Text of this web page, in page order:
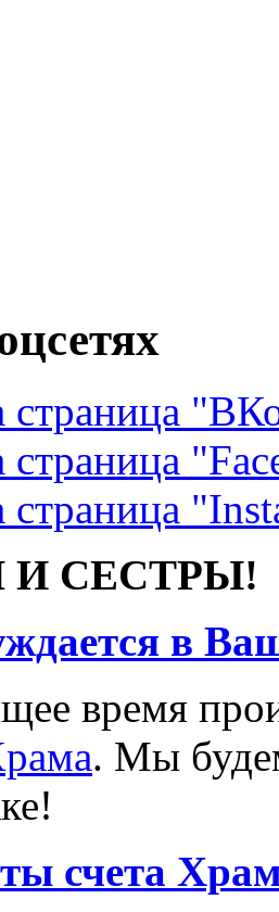
И СЕСТРЫ!
в
время
. Мы
счета